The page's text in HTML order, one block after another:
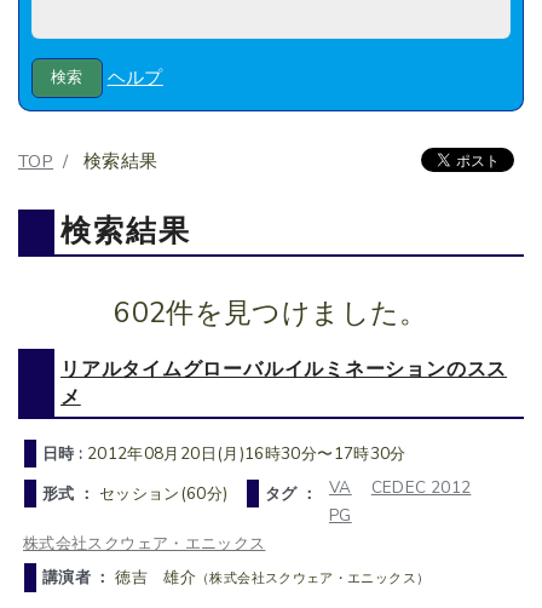
ヘルプ
TOP 検索結果
検索結果
602件を見つけました。
リアルタイムグローバルイルミネーションのスス
メ
日時 : 2012年08月20日(月)16時30分〜17時30分
形式 ： セッション(60分) タグ ： VA
CEDEC 2012
PG
株式会社スクウェア・エニックス
講演者 ：徳吉 雄介 （株式会社スクウェア・エニックス）